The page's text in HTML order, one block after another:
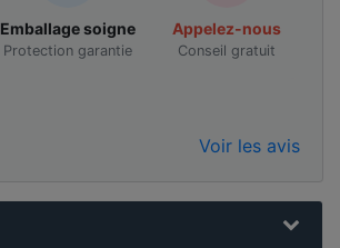
Emballage soigne
Protection garantie
Appelez-nous
Conseil gratuit
Voir les avis